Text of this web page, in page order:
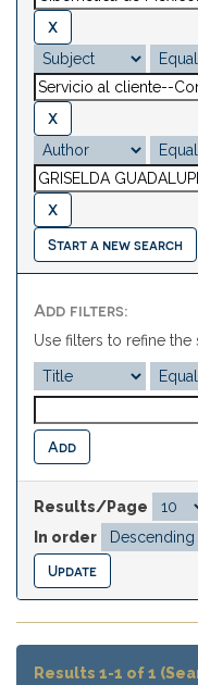
Start a new search
Add filters:
Use filters to refine the
Results/Page
In order
Results 1-1 of 1